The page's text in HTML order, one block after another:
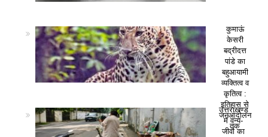
कुमाऊं
केसरी
बद्रीदत्त
पांडे का
बहुआयामी
व्यक्तित्व व
कृतित्व :
इतिहास से
जनआंदोलन
तक
उत्तराखण्ड
में वन्य-
जीवों का